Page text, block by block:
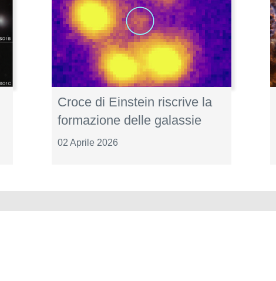
Croce di Einstein riscrive la
formazione delle galassie
02 Aprile 2026